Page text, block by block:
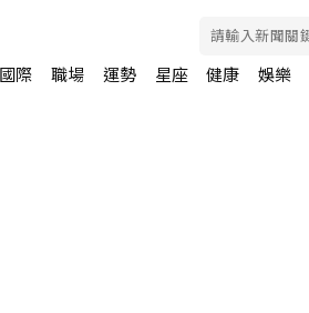
國際 職場 運勢 星座 健康 娛樂